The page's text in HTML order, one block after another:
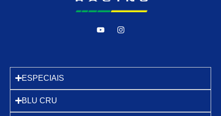
ESPECIAIS
BLU CRU